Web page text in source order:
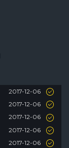
2017-12-06
2017-12-06
2017-12-06
2017-12-06
2017-12-06